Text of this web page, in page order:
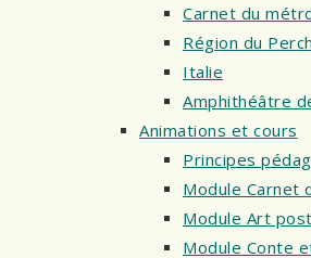
Carnet du
Région du
Italie
Amphithéâtre
Animations et cours
Principes
Module Carnet
Module Art
Module Conte